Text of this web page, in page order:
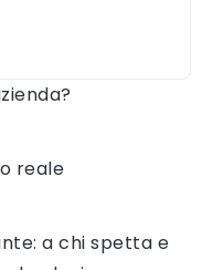
reale
a chi spetta e